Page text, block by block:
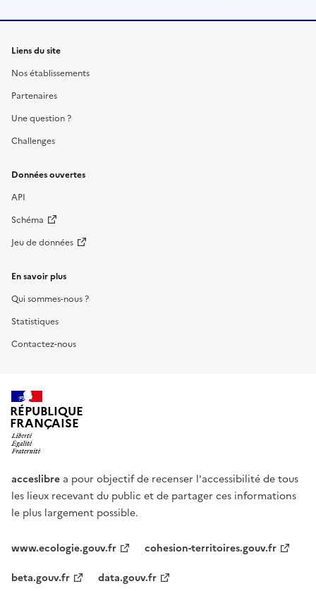
Liens du site
Nos établissements
Partenaires
Une question ?
Challenges
Données ouvertes
API
Schéma
Jeu de données
En savoir plus
Qui sommes-nous ?
Statistiques
Contactez-nous
RÉPUBLIQUE
FRANÇAISE
acceslibre a pour objectif de recenser l'accessibilité de tous
les lieux recevant du public et de partager ces informations
le plus largement possible.
www.ecologie.gouv.fr
cohesion-territoires.gouv.fr
beta.gouv.fr
data.gouv.fr